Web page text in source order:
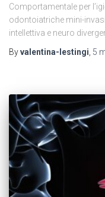
Comportamentale per
odontoiatriche mini-
intellettiva e neuro
Byvalentina-lestingi 5